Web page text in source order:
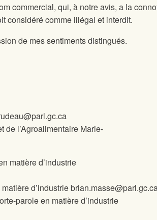
commercial, qui, à notre avis, a la
considéré comme illégal et interdit.
de mes sentiments distingués.
de l’Agroalimentaire Marie-
matière d’industrie
d’industrie
parole en matière d’industrie